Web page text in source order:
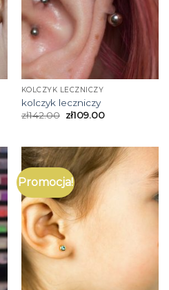
KOLCZYK LECZNICZY
kolczyk leczniczy
zł142.00 zł109.00
Promocja!